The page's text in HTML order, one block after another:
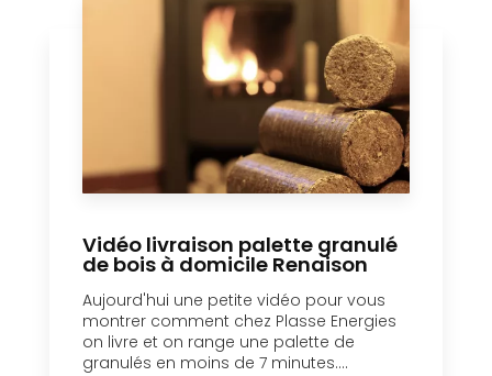
Vidéo livraison palette granulé
de bois à domicile Renaison
Aujourd'hui une petite vidéo pour vous
montrer comment chez Plasse Energies
on livre et on range une palette de
granulés en moins de 7 minutes....